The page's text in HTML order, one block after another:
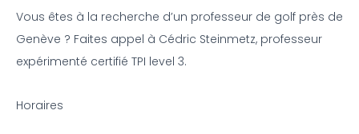
Vous êtes à la recherche d’un professeur de golf près de
Genève ? Faites appel à Cédric Steinmetz, professeur
expérimenté certifié TPI level 3.
Horaires